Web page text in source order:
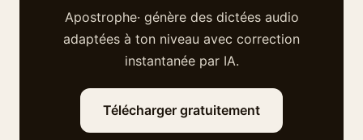
Apostrophe· génère des dictées audio
adaptées à ton niveau avec correction
instantanée par IA.
Télécharger gratuitement